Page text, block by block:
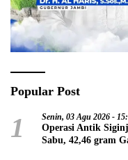
Popular Post
1 Senin, 03 Agu 2026 -
Operasi Antik
Sabu, 42,46 gram